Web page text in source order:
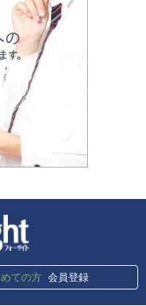
ての方 会員登録